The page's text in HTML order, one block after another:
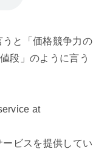
うと「価格競争力の
段」のように言う
at
ビスを提供してい